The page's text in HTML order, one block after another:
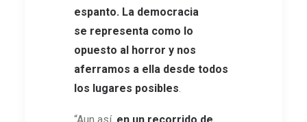
espanto. La democracia
se representa como lo
opuesto al horror y nos
aferramos a ella desde todos
los lugares posibles.